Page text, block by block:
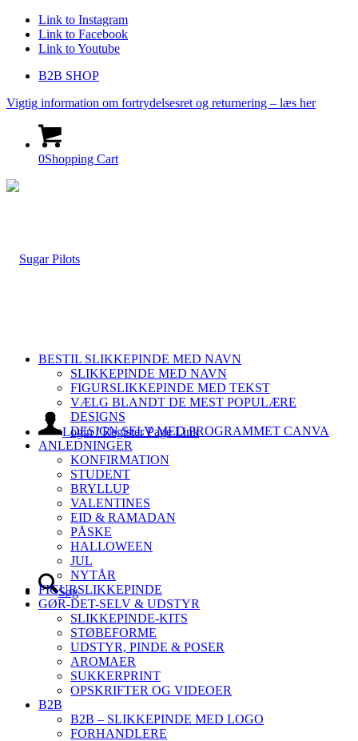
Link to Instagram
Link to Facebook
Link to Youtube
B2B SHOP
Vigtig information om fortrydelsesret og returnering – læs her
0Shopping Cart
Login / Register Page Link
Søg
BESTIL SLIKKEPINDE MED NAVN
SLIKKEPINDE MED NAVN
FIGURSLIKKEPINDE MED TEKST
VÆLG BLANDT DE MEST POPULÆRE
DESIGNS
DESIGN SELV MED PROGRAMMET CANVA
ANLEDNINGER
KONFIRMATION
STUDENT
BRYLLUP
VALENTINES
EID & RAMADAN
PÅSKE
HALLOWEEN
JUL
NYTÅR
FIGURSLIKKEPINDE
GØR-DET-SELV & UDSTYR
SLIKKEPINDE-KITS
STØBEFORME
UDSTYR, PINDE & POSER
AROMAER
SUKKERPRINT
OPSKRIFTER OG VIDEOER
B2B
B2B – SLIKKEPINDE MED LOGO
FORHANDLERE